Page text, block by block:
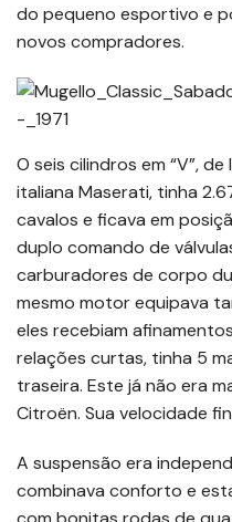
do pequeno esportivo e
novos compradores.
O seis cilindros em “V”,
italiana Maserati, tinha
cavalos e ficava em
duplo comando de
carburadores de corpo
mesmo motor equipava
eles recebiam
relações curtas, tinha 5
traseira. Este já não era
Citroën. Sua velocidade
A suspensão era
combinava conforto e